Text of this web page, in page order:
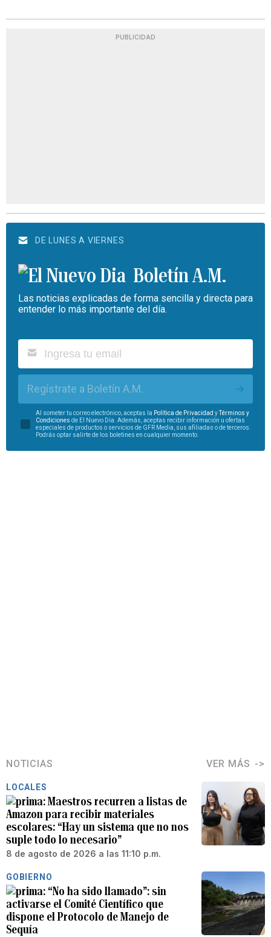
PUBLICIDAD
DE LUNES A VIERNES
Boletín A.M.
Las noticias explicadas de forma sencilla y directa para
entender lo más importante del día.
Regístrate a Boletín A.M.
Al someter tu correo electrónico, aceptas la Política de Privacidad yTérminos y
Condiciones de El Nuevo Día. Además, aceptas recibir información u ofertas
especiales de productos o servicios de GFR Media, sus afiliadas o de terceros.
Podrás optar salirte de los boletines en cualquier momento.
NOTICIAS VER MÁS
LOCALES
Maestros recurren a listas de
Amazon para recibir materiales
escolares: “Hay un sistema que no nos
suple todo lo necesario”
8 de agosto de 2026 a las 11:10 p.m.
GOBIERNO
“No ha sido llamado”: sin
activarse el Comité Científico que
dispone el Protocolo de Manejo de
Sequía